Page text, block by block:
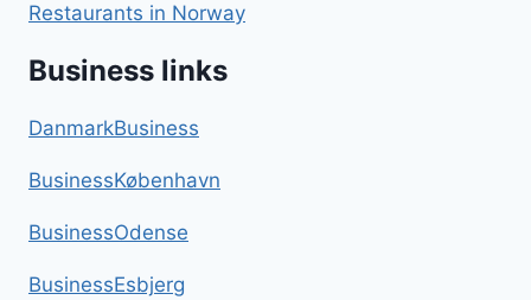
Restaurants in Norway
Business links
DanmarkBusiness
BusinessKøbenhavn
BusinessOdense
BusinessEsbjerg